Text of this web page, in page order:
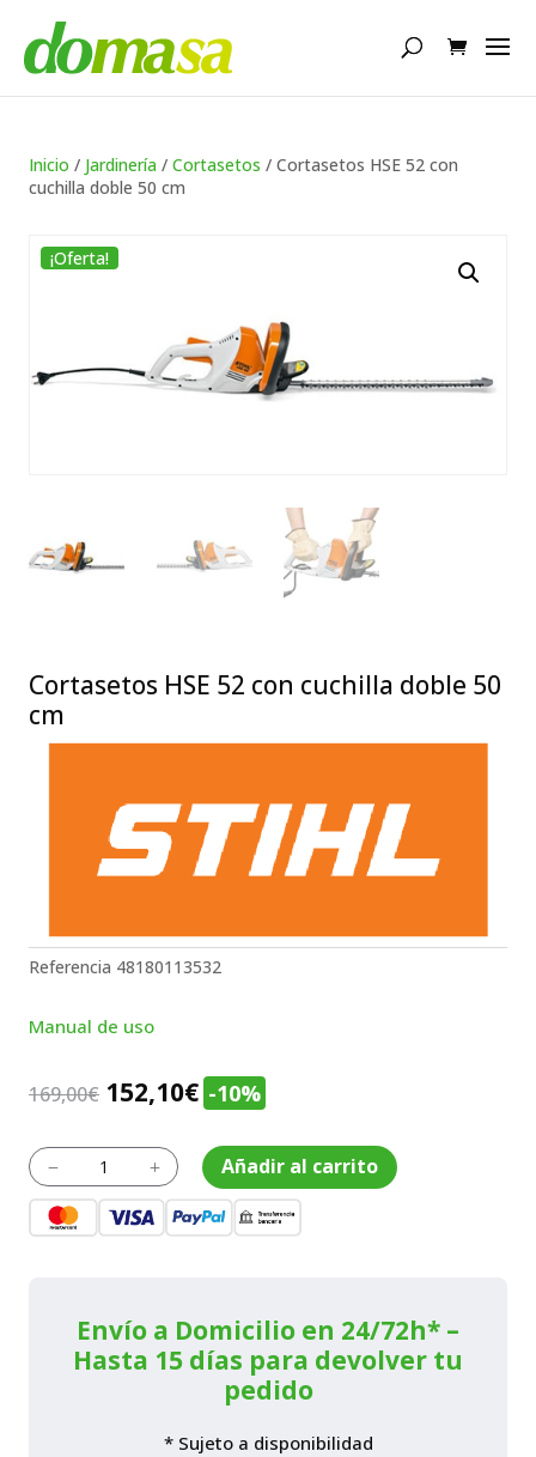
productos
Inicio / Jardinería / Cortasetos / Cortasetos HSE 52 con
cuchilla doble 50 cm
¡Oferta!
Cortasetos HSE 52 con cuchilla doble 50
cm
Referencia 48180113532
Manual de uso
169,00€ El
original
era:
169,00€.
152,10€El
actual
es:
152,10€.
-10%
K
Cortasetos
HSE
52
con
cantidad
L Añadir al carrito
Envío a Domicilio en 24/72h* –
Hasta 15 días para devolver tu
pedido
* Sujeto a disponibilidad